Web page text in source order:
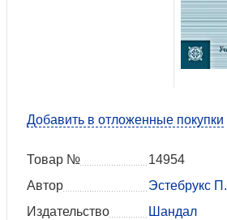
Добавить в отложенные покупки
Товар №
14954
Автор
Эстебрукс П.
Издательство
Шандал